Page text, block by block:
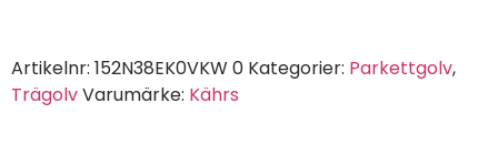
Artikelnr: 152N38EK0VKW 0 Kategorier: Parkettgolv,
TrägolvVarumärke: Kährs